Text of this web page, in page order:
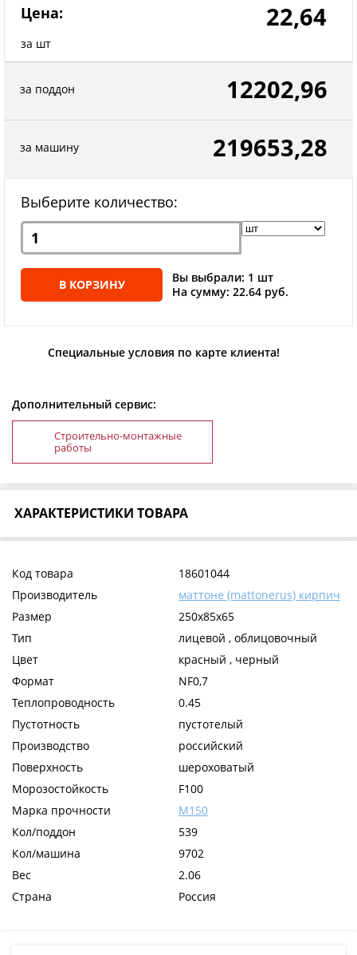
Цена:
за шт
22,64
за поддон 12202,96
за машину 219653,28
Выберите количество:
В КОРЗИНУ
Вы выбрали: 1 шт
На сумму: 22.64 руб.
Специальные условия по карте клиента!
Дополнительный сервис:
Строительно-монтажные
работы
ХАРАКТЕРИСТИКИ ТОВАРА
Код товара
18601044
Производитель
маттоне (mattonerus) кирпич
Размер
250x85x65
Тип
лицевой , облицовочный
Цвет
красный , черный
Формат
NF0,7
Теплопроводность
0.45
Пустотность
пустотелый
Производство
российский
Поверхность
шероховатый
Морозостойкость
F100
Марка прочности
М150
Кол/поддон
539
Кол/машина
9702
Вес
2.06
Страна
Россия